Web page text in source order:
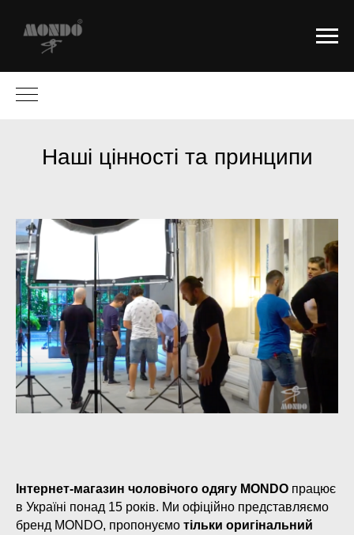
Наші цінності та принципи
Інтернет-магазин чоловічого одягу MONDO працює
в Україні понад 15 років. Ми офіційно представляємо
бренд MONDO, пропонуємо тільки оригінальний